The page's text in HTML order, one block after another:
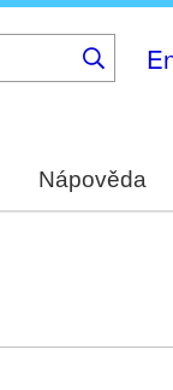
Nápověda